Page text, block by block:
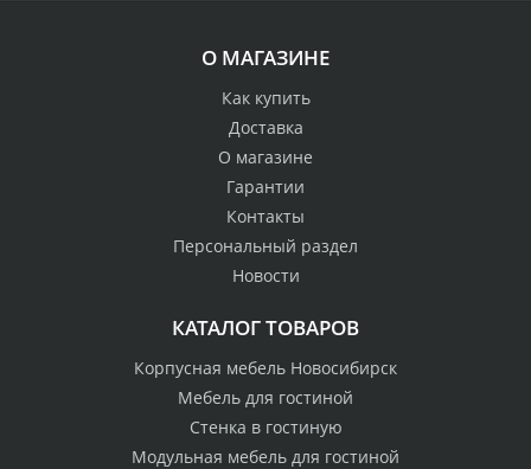
О МАГАЗИНЕ
Как купить
Доставка
О магазине
Гарантии
Контакты
Персональный раздел
Новости
КАТАЛОГ ТОВАРОВ
Корпусная мебель Новосибирск
Мебель для гостиной
Стенка в гостиную
Модульная мебель для гостиной